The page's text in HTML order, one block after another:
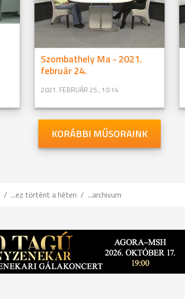
Szombathely Ma - 2021.
február 24.
2021. FEBRUÁR 25., 10:14
KORÁBBI MŰSORAINK
...ez történt a héten ...archivum